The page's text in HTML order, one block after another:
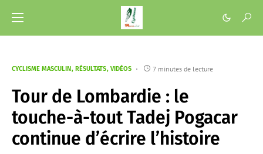
CYCLISME MASCULIN RÉSULTATS VIDÉOS 7 minutes de lecture
Tour de Lombardie : le
touche-à-tout Tadej Pogacar
continue d’écrire l’histoire